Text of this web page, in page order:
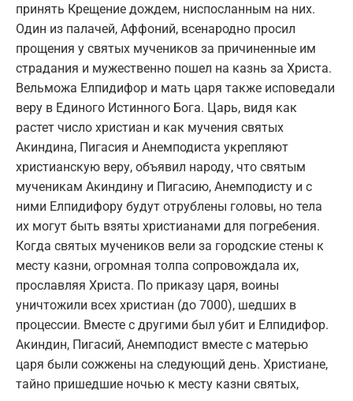
принять Крещение дождем, ниспосланным на них.
Один из палачей, Аффоний, всенародно просил
прощения у святых мучеников за причиненные им
страдания и мужественно пошел на казнь за Христа.
Вельможа Елпидифор и мать царя также исповедали
веру в Единого Истинного Бога. Царь, видя как
растет число христиан и как мучения святых
Акиндина, Пигасия и Анемподиста укрепляют
христианскую веру, объявил народу, что святым
мученикам Акиндину и Пигасию, Анемподисту и с
ними Елпидифору будут отрублены головы, но тела
их могут быть взяты христианами для погребения.
Когда святых мучеников вели за городские стены к
месту казни, огромная толпа сопровождала их,
прославляя Христа. По приказу царя, воины
уничтожили всех христиан (до 7000), шедших в
процессии. Вместе с другими был убит и Елпидифор.
Акиндин, Пигасий, Анемподист вместе с матерью
царя были сожжены на следующий день. Христиане,
тайно пришедшие ночью к месту казни святых,